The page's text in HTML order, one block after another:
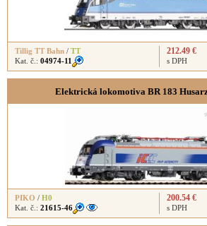
Tillig TT Bahn / TT
Kat. č.: 04974-11
212.49 €
s DPH
Elektrická lokomotiva BR 183
PIKO / H0
Kat. č.: 21615-46
200.54 €
s DPH